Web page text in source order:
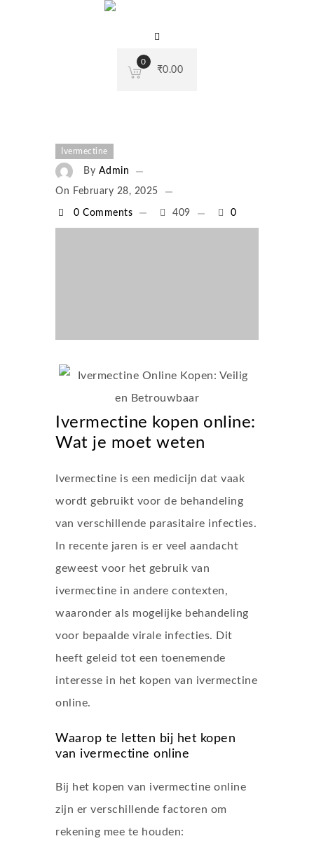
0
₹0.00
Ivermectine
By Admin
On February 28, 2025
0 Comments 409 0
Ivermectine kopen online:
Wat je moet weten
Ivermectine is een medicijn dat vaak
wordt gebruikt voor de behandeling
van verschillende parasitaire infecties.
In recente jaren is er veel aandacht
geweest voor het gebruik van
ivermectine in andere contexten,
waaronder als mogelijke behandeling
voor bepaalde virale infecties. Dit
heeft geleid tot een toenemende
interesse in het kopen van ivermectine
online.
Waarop te letten bij het kopen
van ivermectine online
Bij het kopen van ivermectine online
zijn er verschillende factoren om
rekening mee te houden: